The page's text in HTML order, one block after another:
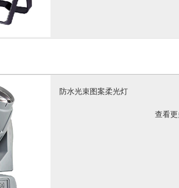
防水光束图案柔光灯
查看